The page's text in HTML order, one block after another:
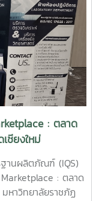
: ตลาด
ชียงใหม่
านผลิตภัณฑ์ (IQS)
Marketplace : ตลาด
หาวิทยาลัยราชภัฏ